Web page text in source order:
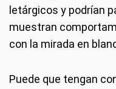
letárgicos y podrían
muestran
con la mirada en
Puede que tengan